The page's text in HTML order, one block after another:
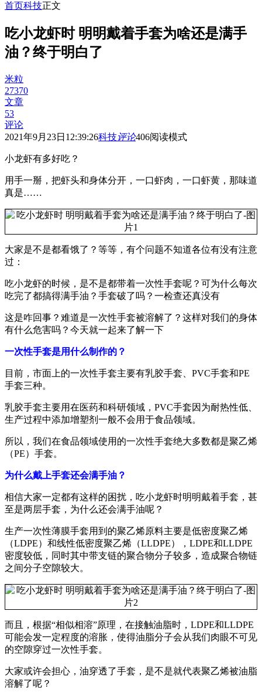
首页科技正文
吃小龙虾时 明明戴着手套为啥还是满手
油？终于明白了
米粒
27370
文章
53
评论
2021年9月23日12:39:26科技评论406阅读模式
小龙虾有多好吃？
用手一掰，把虾头和身体分开，一口虾肉，一口虾黄，那味道
真是……
大家是不是都看饿了？等等，有个问题不知道各位有没有注意
过：
吃小龙虾的时候，是不是都带着一次性手套呢？可为什么每次
吃完了都搞得满手油？手套破了吗？一检查还真没有
这是咋回事？难道是一次性手套被溶解了？这样对我们的身体
有什么危害吗？今天就一起来了解一下
一次性手套是用什么制作的？
目前，市面上的一次性手套主要有乳胶手套、PVC手套和PE
手套三种。
乳胶手套主要用在医药和科研领域，PVC手套因为耐热性低、
生产过程中添加增塑剂一般不会用于食品领域。
所以，我们在食品领域使用的一次性手套绝大多数都是聚乙烯
（PE）手套。
为什么戴上手套还会满手油？
相信大家一定都有这样的困扰，吃小龙虾时明明戴着手套，甚
至是两层手套，为什么还会满手油呢？
生产一次性薄膜手套用到的聚乙烯原料主要是低密度聚乙烯
（LDPE）和线性低密度聚乙烯（LLDPE），LDPE和LLDPE
密度较低，同时其中带支链的聚合物分子较多，造成聚合物链
之间分子空隙较大。
而且，根据“相似相溶”原理，在接触油脂时，LDPE和LLDPE
可能会发一定程度的溶胀，使得油脂分子会从我们肉眼不可见
的空隙穿过一次性手套。
大家或许会担心，油穿透了手套，是不是就代表聚乙烯被油脂
溶解了呢？